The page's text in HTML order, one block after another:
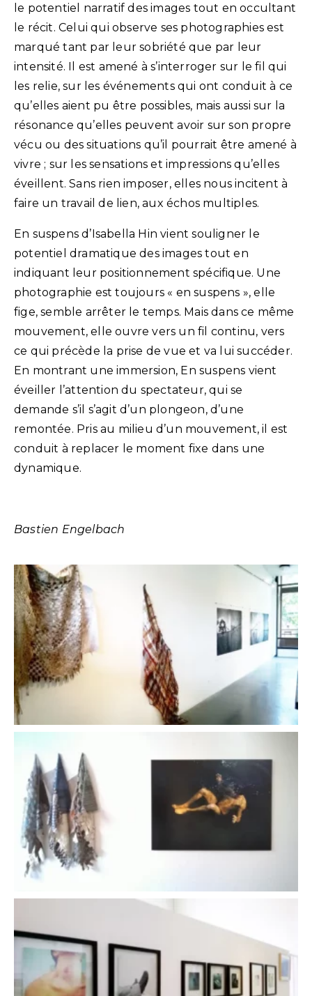
le potentiel narratif des images tout en occultant
le récit. Celui qui observe ses photographies est
marqué tant par leur sobriété que par leur
intensité. Il est amené à s’interroger sur le fil qui
les relie, sur les événements qui ont conduit à ce
qu’elles aient pu être possibles, mais aussi sur la
résonance qu’elles peuvent avoir sur son propre
vécu ou des situations qu’il pourrait être amené à
vivre ; sur les sensations et impressions qu’elles
éveillent. Sans rien imposer, elles nous incitent à
faire un travail de lien, aux échos multiples.
En suspens d’Isabella Hin vient souligner le
potentiel dramatique des images tout en
indiquant leur positionnement spécifique. Une
photographie est toujours « en suspens », elle
fige, semble arrêter le temps. Mais dans ce même
mouvement, elle ouvre vers un fil continu, vers
ce qui précède la prise de vue et va lui succéder.
En montrant une immersion, En suspens vient
éveiller l’attention du spectateur, qui se
demande s’il s’agit d’un plongeon, d’une
remontée. Pris au milieu d’un mouvement, il est
conduit à replacer le moment fixe dans une
dynamique.
Bastien Engelbach